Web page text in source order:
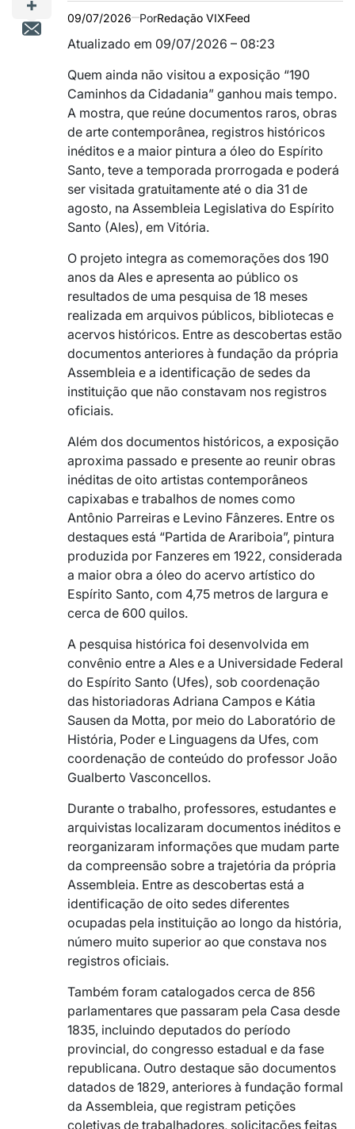
09/07/2026 PorRedação VIXFeed
Atualizado em 09/07/2026 – 08:23
Quem ainda não visitou a exposição “190
Caminhos da Cidadania” ganhou mais tempo.
A mostra, que reúne documentos raros, obras
de arte contemporânea, registros históricos
inéditos e a maior pintura a óleo do Espírito
Santo, teve a temporada prorrogada e poderá
ser visitada gratuitamente até o dia 31 de
agosto, na Assembleia Legislativa do Espírito
Santo (Ales), em Vitória.
O projeto integra as comemorações dos 190
anos da Ales e apresenta ao público os
resultados de uma pesquisa de 18 meses
realizada em arquivos públicos, bibliotecas e
acervos históricos. Entre as descobertas estão
documentos anteriores à fundação da própria
Assembleia e a identificação de sedes da
instituição que não constavam nos registros
oficiais.
Além dos documentos históricos, a exposição
aproxima passado e presente ao reunir obras
inéditas de oito artistas contemporâneos
capixabas e trabalhos de nomes como
Antônio Parreiras e Levino Fânzeres. Entre os
destaques está “Partida de Arariboia”, pintura
produzida por Fanzeres em 1922, considerada
a maior obra a óleo do acervo artístico do
Espírito Santo, com 4,75 metros de largura e
cerca de 600 quilos.
A pesquisa histórica foi desenvolvida em
convênio entre a Ales e a Universidade Federal
do Espírito Santo (Ufes), sob coordenação
das historiadoras Adriana Campos e Kátia
Sausen da Motta, por meio do Laboratório de
História, Poder e Linguagens da Ufes, com
coordenação de conteúdo do professor João
Gualberto Vasconcellos.
Durante o trabalho, professores, estudantes e
arquivistas localizaram documentos inéditos e
reorganizaram informações que mudam parte
da compreensão sobre a trajetória da própria
Assembleia. Entre as descobertas está a
identificação de oito sedes diferentes
ocupadas pela instituição ao longo da história,
número muito superior ao que constava nos
registros oficiais.
Também foram catalogados cerca de 856
parlamentares que passaram pela Casa desde
1835, incluindo deputados do período
provincial, do congresso estadual e da fase
republicana. Outro destaque são documentos
datados de 1829, anteriores à fundação formal
da Assembleia, que registram petições
coletivas de trabalhadores, solicitações feitas